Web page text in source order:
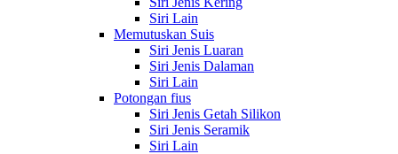
Siri Lain
Memutuskan Suis
Siri Jenis Luaran
Siri Jenis Dalaman
Siri Lain
Potongan fius
Siri Jenis Getah Silikon
Siri Jenis Seramik
Siri Lain